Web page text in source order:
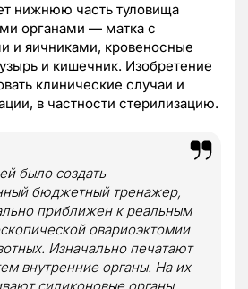
нижнюю часть туловища
органами — матка с
и яичниками, кровеносные
и кишечник. Изобретение
клинические случаи и
в частности стерилизацию.
было создать
бюджетный тренажер,
приближен к реальным
овариоэктомии
Изначально печатают
внутренние органы. На их